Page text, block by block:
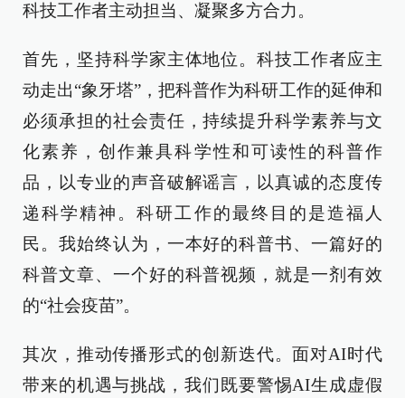
科技工作者主动担当、凝聚多方合力。
首先，坚持科学家主体地位。科技工作者应主
动走出“象牙塔”，把科普作为科研工作的延伸和
必须承担的社会责任，持续提升科学素养与文
化素养，创作兼具科学性和可读性的科普作
品，以专业的声音破解谣言，以真诚的态度传
递科学精神。科研工作的最终目的是造福人
民。我始终认为，一本好的科普书、一篇好的
科普文章、一个好的科普视频，就是一剂有效
的“社会疫苗”。
其次，推动传播形式的创新迭代。面对AI时代
带来的机遇与挑战，我们既要警惕AI生成虚假